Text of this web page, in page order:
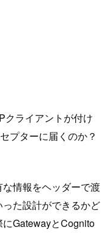
クライアントが付け
プターに届くのか？
情報をヘッダーで渡
た設計ができるかど
GatewayとCognito